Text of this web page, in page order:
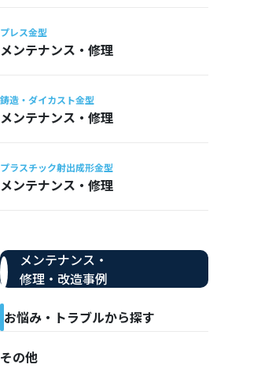
プレス金型
メンテナンス・修理
鋳造・ダイカスト金型
メンテナンス・修理
プラスチック射出成形金型
メンテナンス・修理
メンテナンス・
修理・改造事例
お悩み・トラブルから探す
その他